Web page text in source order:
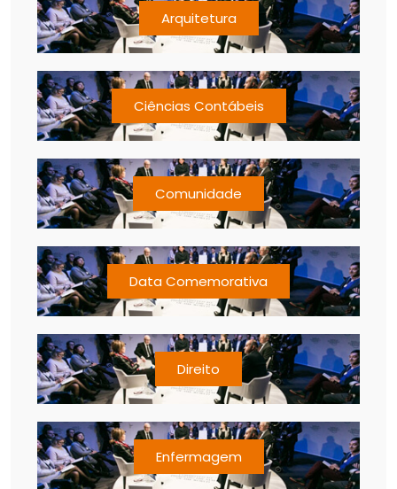
Arquitetura
Ciências Contábeis
Comunidade
Data Comemorativa
Direito
Enfermagem